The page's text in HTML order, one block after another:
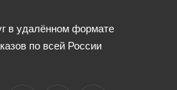
в удалённом формате
по всей России